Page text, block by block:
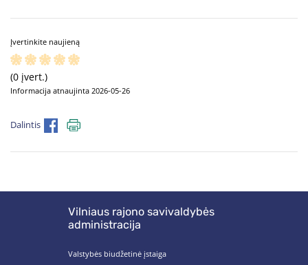
Įvertinkite naujieną
(0 įvert.)
Informacija atnaujinta 2026-05-26
Dalintis
Vilniaus rajono savivaldybės
administracija
Valstybės biudžetinė įstaiga